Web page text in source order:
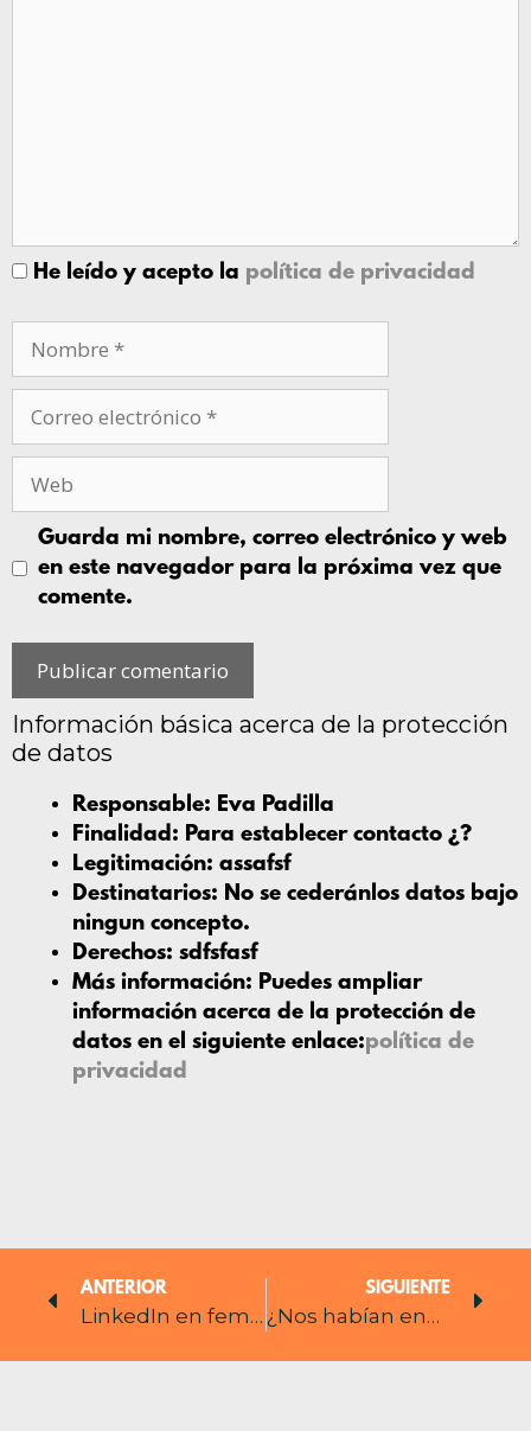
He leído y acepto la política de privacidad
Guarda mi nombre, correo electrónico y web
en este navegador para la próxima vez que
comente.
Información básica acerca de la protección
de datos
Responsable: Eva Padilla
Finalidad: Para establecer contacto ¿?
Legitimación: assafsf
Destinatarios: No se cederánlos datos bajo
ningun concepto.
Derechos: sdfsfasf
Más información: Puedes ampliar
información acerca de la protección de
datos en el siguiente enlace:política de
privacidad
ANTERIOR
LinkedIn en femenino
SIGUIENTE
¿Nos habían engañado con las marcas blancas?